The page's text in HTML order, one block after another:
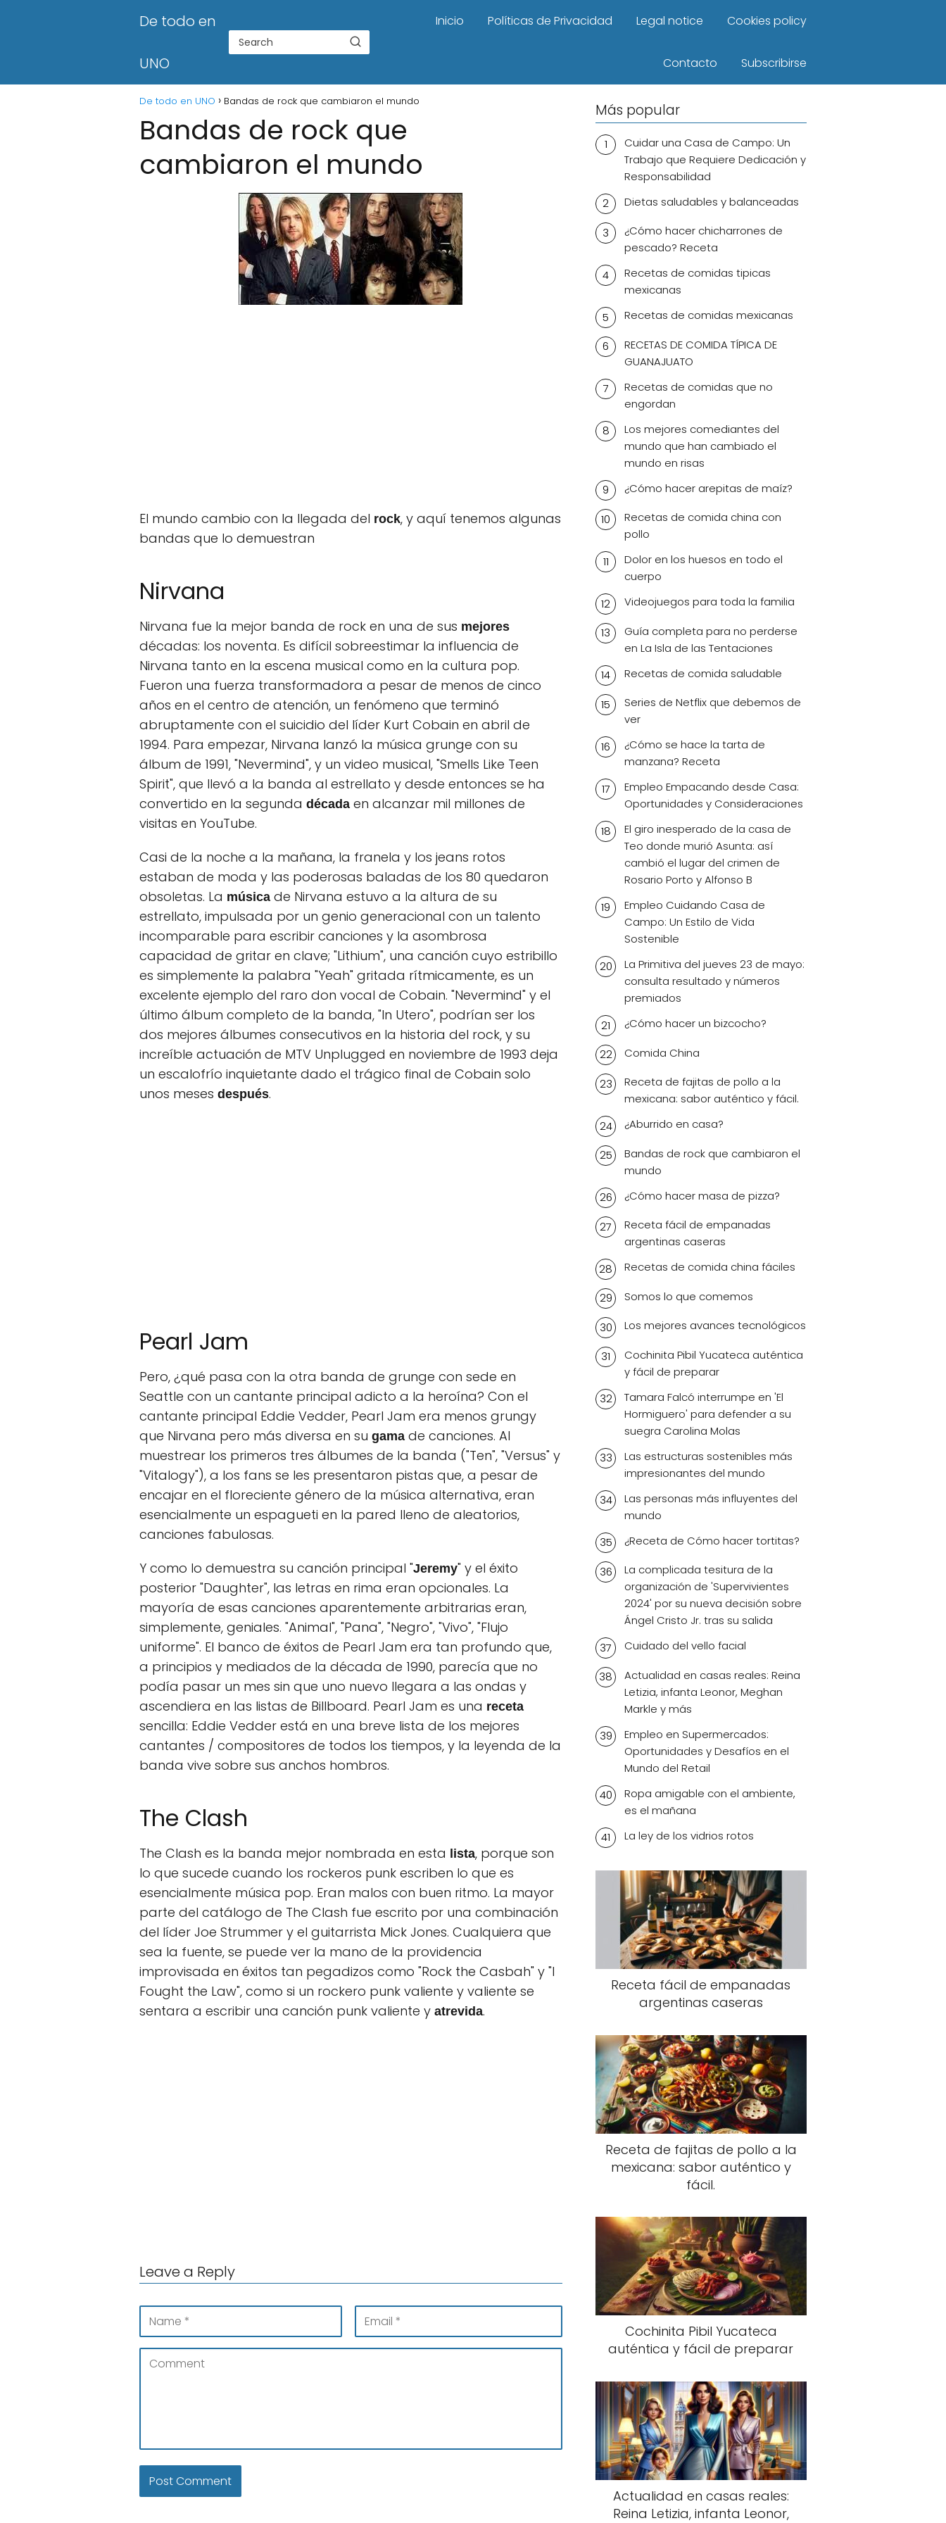
De todo en
UNO
Inicio Políticas de Privacidad Legal notice Cookies policy
Contacto Subscribirse
De todo en UNO Bandas de rock que cambiaron el mundo
Bandas de rock que
cambiaron el mundo
El mundo cambio con la llegada del rock, y aquí tenemos algunas
bandas que lo demuestran
Nirvana
Nirvana fue la mejor banda de rock en una de sus mejores
décadas: los noventa. Es difícil sobreestimar la influencia de
Nirvana tanto en la escena musical como en la cultura pop.
Fueron una fuerza transformadora a pesar de menos de cinco
años en el centro de atención, un fenómeno que terminó
abruptamente con el suicidio del líder Kurt Cobain en abril de
1994. Para empezar, Nirvana lanzó la música grunge con su
álbum de 1991, "Nevermind", y un video musical, "Smells Like Teen
Spirit", que llevó a la banda al estrellato y desde entonces se ha
convertido en la segunda década en alcanzar mil millones de
visitas en YouTube.
Casi de la noche a la mañana, la franela y los jeans rotos
estaban de moda y las poderosas baladas de los 80 quedaron
obsoletas. La música de Nirvana estuvo a la altura de su
estrellato, impulsada por un genio generacional con un talento
incomparable para escribir canciones y la asombrosa
capacidad de gritar en clave; "Lithium", una canción cuyo estribillo
es simplemente la palabra "Yeah" gritada rítmicamente, es un
excelente ejemplo del raro don vocal de Cobain. "Nevermind" y el
último álbum completo de la banda, "In Utero", podrían ser los
dos mejores álbumes consecutivos en la historia del rock, y su
increíble actuación de MTV Unplugged en noviembre de 1993 deja
un escalofrío inquietante dado el trágico final de Cobain solo
unos meses después.
Pearl Jam
Pero, ¿qué pasa con la otra banda de grunge con sede en
Seattle con un cantante principal adicto a la heroína? Con el
cantante principal Eddie Vedder, Pearl Jam era menos grungy
que Nirvana pero más diversa en su gama de canciones. Al
muestrear los primeros tres álbumes de la banda ("Ten", "Versus" y
"Vitalogy"), a los fans se les presentaron pistas que, a pesar de
encajar en el floreciente género de la música alternativa, eran
esencialmente un espagueti en la pared lleno de aleatorios,
canciones fabulosas.
Y como lo demuestra su canción principal "Jeremy" y el éxito
posterior "Daughter", las letras en rima eran opcionales. La
mayoría de esas canciones aparentemente arbitrarias eran,
simplemente, geniales. "Animal", "Pana", "Negro", "Vivo", "Flujo
uniforme". El banco de éxitos de Pearl Jam era tan profundo que,
a principios y mediados de la década de 1990, parecía que no
podía pasar un mes sin que uno nuevo llegara a las ondas y
ascendiera en las listas de Billboard. Pearl Jam es una receta
sencilla: Eddie Vedder está en una breve lista de los mejores
cantantes / compositores de todos los tiempos, y la leyenda de la
banda vive sobre sus anchos hombros.
The Clash
The Clash es la banda mejor nombrada en esta lista, porque son
lo que sucede cuando los rockeros punk escriben lo que es
esencialmente música pop. Eran malos con buen ritmo. La mayor
parte del catálogo de The Clash fue escrito por una combinación
del líder Joe Strummer y el guitarrista Mick Jones. Cualquiera que
sea la fuente, se puede ver la mano de la providencia
improvisada en éxitos tan pegadizos como "Rock the Casbah" y "I
Fought the Law", como si un rockero punk valiente y valiente se
sentara a escribir una canción punk valiente y atrevida.
Leave a Reply
Más popular
Cuidar una Casa de Campo: Un
Trabajo que Requiere Dedicación y
Responsabilidad
Dietas saludables y balanceadas
¿Cómo hacer chicharrones de
pescado? Receta
Recetas de comidas tipicas
mexicanas
Recetas de comidas mexicanas
RECETAS DE COMIDA TÍPICA DE
GUANAJUATO
Recetas de comidas que no
engordan
Los mejores comediantes del
mundo que han cambiado el
mundo en risas
¿Cómo hacer arepitas de maíz?
Recetas de comida china con
pollo
Dolor en los huesos en todo el
cuerpo
Videojuegos para toda la familia
Guía completa para no perderse
en La Isla de las Tentaciones
Recetas de comida saludable
Series de Netflix que debemos de
ver
¿Cómo se hace la tarta de
manzana? Receta
Empleo Empacando desde Casa:
Oportunidades y Consideraciones
El giro inesperado de la casa de
Teo donde murió Asunta: así
cambió el lugar del crimen de
Rosario Porto y Alfonso B
Empleo Cuidando Casa de
Campo: Un Estilo de Vida
Sostenible
La Primitiva del jueves 23 de mayo:
consulta resultado y números
premiados
¿Cómo hacer un bizcocho?
Comida China
Receta de fajitas de pollo a la
mexicana: sabor auténtico y fácil.
¿Aburrido en casa?
Bandas de rock que cambiaron el
mundo
¿Cómo hacer masa de pizza?
Receta fácil de empanadas
argentinas caseras
Recetas de comida china fáciles
Somos lo que comemos
Los mejores avances tecnológicos
Cochinita Pibil Yucateca auténtica
y fácil de preparar
Tamara Falcó interrumpe en 'El
Hormiguero' para defender a su
suegra Carolina Molas
Las estructuras sostenibles más
impresionantes del mundo
Las personas más influyentes del
mundo
¿Receta de Cómo hacer tortitas?
La complicada tesitura de la
organización de 'Supervivientes
2024' por su nueva decisión sobre
Ángel Cristo Jr. tras su salida
Cuidado del vello facial
Actualidad en casas reales: Reina
Letizia, infanta Leonor, Meghan
Markle y más
Empleo en Supermercados:
Oportunidades y Desafíos en el
Mundo del Retail
Ropa amigable con el ambiente,
es el mañana
La ley de los vidrios rotos
Receta fácil de empanadas
argentinas caseras
Receta de fajitas de pollo a la
mexicana: sabor auténtico y
fácil.
Cochinita Pibil Yucateca
auténtica y fácil de preparar
Actualidad en casas reales:
Reina Letizia, infanta Leonor,